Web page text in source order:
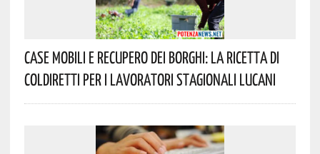
Case Mobili E Recupero Dei Borghi: La Ricetta Di
Coldiretti Per I Lavoratori Stagionali Lucani